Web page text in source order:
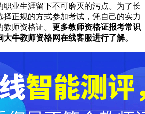
职业生涯留下不可磨灭的污点。为了长
正规的方式参加考试，凭自己的实力
师资格证。 更多教师资格证报考常识
牛教师资格网在线客服进行了解。